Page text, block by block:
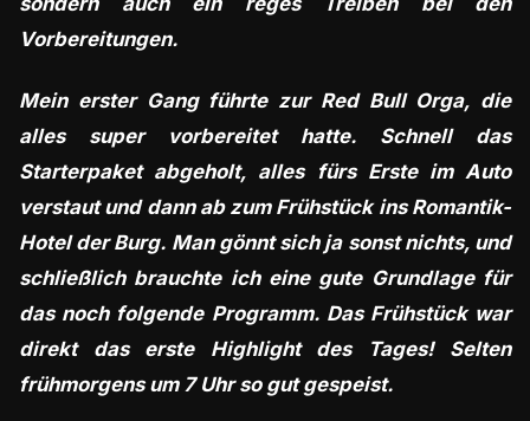
Vorbereitungen.
Mein erster Gang führte zur Red Bull Orga, die
alles super vorbereitet hatte. Schnell das
Starterpaket abgeholt, alles fürs Erste im Auto
verstaut und dann ab zum Frühstück ins Romantik-
Hotel der Burg. Man gönnt sich ja sonst nichts, und
schließlich brauchte ich eine gute Grundlage für
das noch folgende Programm. Das Frühstück war
direkt das erste Highlight des Tages! Selten
frühmorgens um 7 Uhr so gut gespeist.